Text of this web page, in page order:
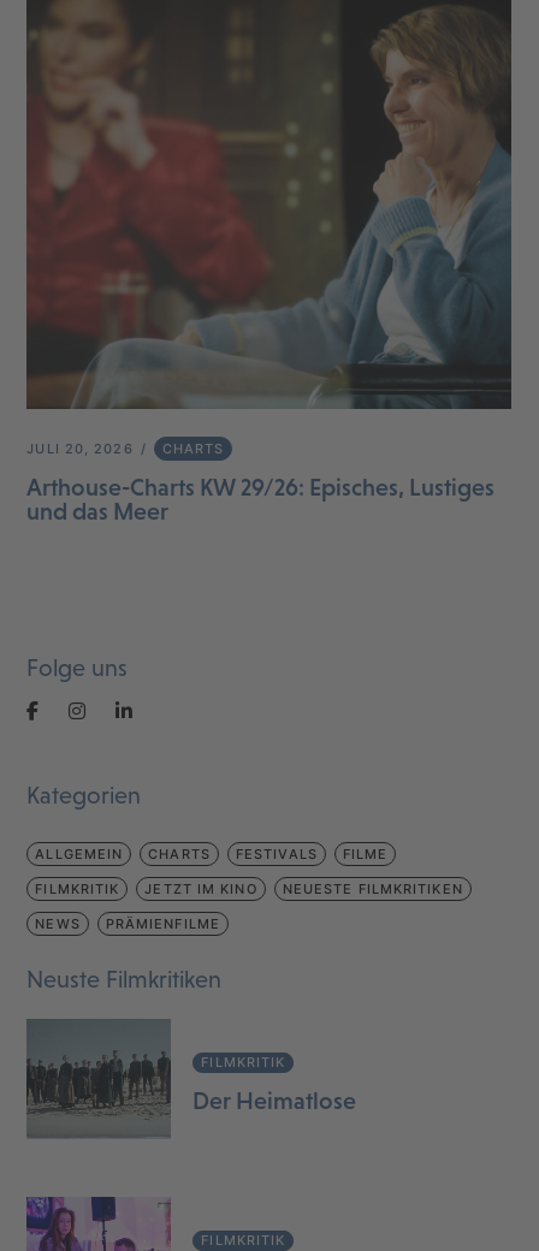
JULI 20, 2026 CHARTS
Arthouse-Charts KW 29/26: Episches, Lustiges
und das Meer
Folge uns
Kategorien
ALLGEMEIN CHARTS FESTIVALS FILME
FILMKRITIK JETZT IM KINO NEUESTE FILMKRITIKEN
NEWS PRÄMIENFILME
Neuste Filmkritiken
FILMKRITIK
Der Heimatlose
FILMKRITIK